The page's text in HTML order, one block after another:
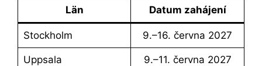
Län datum zahájení
Stockholm 9.–16. června 2027
Uppsala 9.–11. června 2027